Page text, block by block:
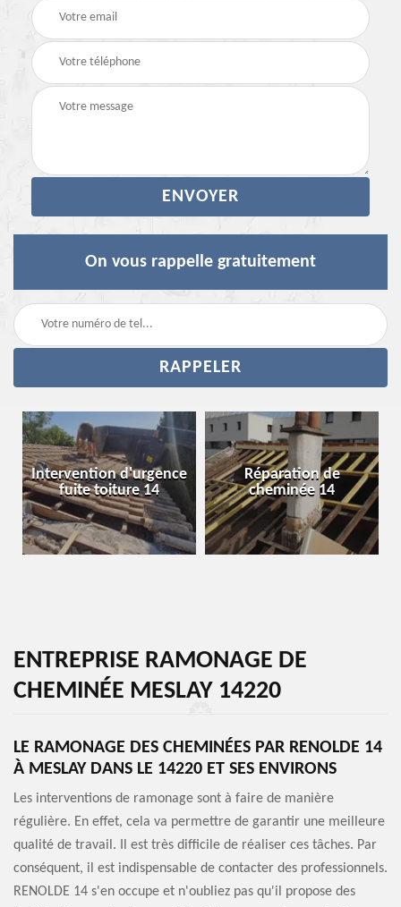
On vous rappelle gratuitement
Intervention d'urgence
fuite toiture 14
Réparation de
cheminée 14
ENTREPRISE RAMONAGE DE
CHEMINÉE MESLAY 14220
LE RAMONAGE DES CHEMINÉES PAR RENOLDE 14
À MESLAY DANS LE 14220 ET SES ENVIRONS
Les interventions de ramonage sont à faire de manière
régulière. En effet, cela va permettre de garantir une meilleure
qualité de travail. Il est très difficile de réaliser ces tâches. Par
conséquent, il est indispensable de contacter des professionnels.
RENOLDE 14 s'en occupe et n'oubliez pas qu'il propose des